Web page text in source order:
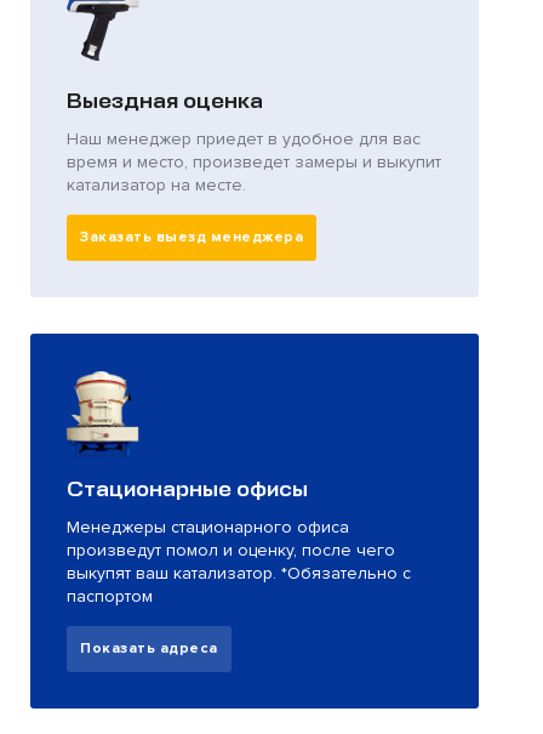
Выездная оценка
Наш менеджер приедет в удобное для вас
время и место, произведет замеры и выкупит
катализатор на месте.
Заказать выезд менеджера
Стационарные офисы
Менеджеры стационарного офиса
произведут помол и оценку, после чего
выкупят ваш катализатор. *Обязательно с
паспортом
Показать адреса